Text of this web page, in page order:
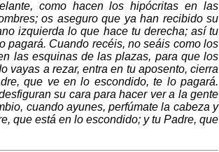
como hacen los hipócritas en las
os aseguro que ya han recibido su
izquierda lo que hace tu derecha; así tu
pagará. Cuando recéis, no seáis como los
las esquinas de las plazas, para que los
vayas a rezar, entra en tu aposento, cierra
que ve en lo escondido, te lo pagará.
su cara para hacer ver a la gente
cuando ayunes, perfúmate la cabeza y
que está en lo escondido; y tu Padre, que